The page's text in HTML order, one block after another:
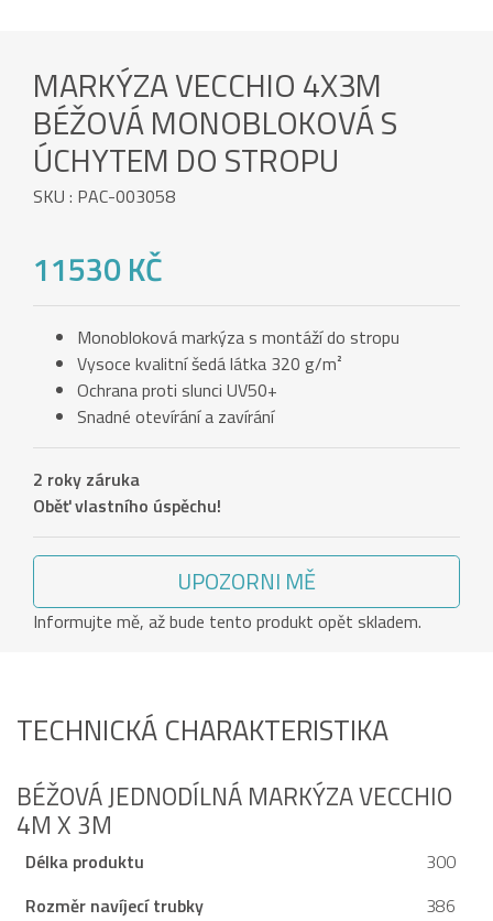
MARKÝZA VECCHIO 4X3M
BÉŽOVÁ MONOBLOKOVÁ S
ÚCHYTEM DO STROPU
SKU : PAC-003058
11530 KČ
Monobloková markýza s montáží do stropu
Vysoce kvalitní šedá látka 320 g/m²
Ochrana proti slunci UV50+
Snadné otevírání a zavírání
2 roky záruka
Oběť vlastního úspěchu!
UPOZORNI MĚ
Informujte mě, až bude tento produkt opět skladem.
TECHNICKÁ CHARAKTERISTIKA
BÉŽOVÁ JEDNODÍLNÁ MARKÝZA VECCHIO
4M X 3M
Délka produktu
300
Rozměr navíjecí trubky
386